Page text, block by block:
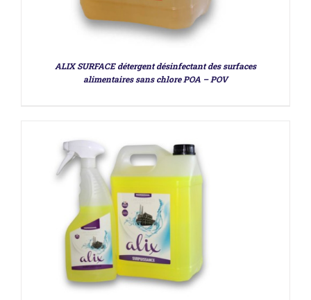
ALIX SURFACE détergent désinfectant des surfaces
alimentaires sans chlore POA – POV
DÉTAILS